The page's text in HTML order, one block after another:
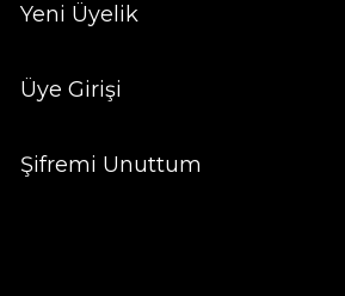
Yeni Üyelik
Üye Girişi
Şifremi Unuttum